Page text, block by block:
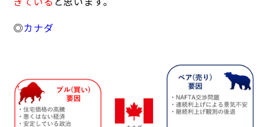
◎カナダ